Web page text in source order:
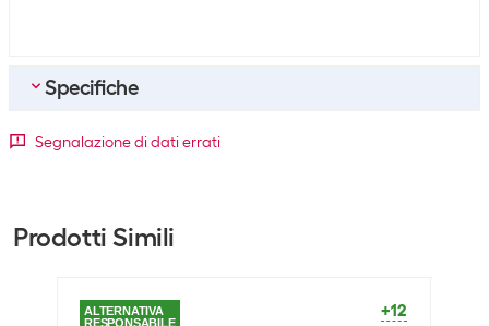
Specifiche
Bulk packaging
Paese di produzione
Segnalazione di dati errati
Prodotti Simili
ALTERNATIVA
RESPONSABILE
+12